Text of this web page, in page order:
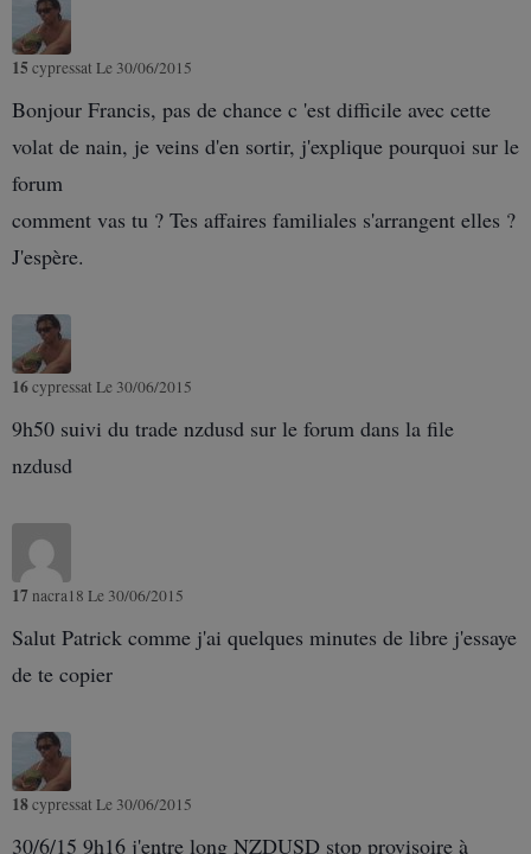
15 cypressat Le 30/06/2015
Bonjour Francis, pas de chance c 'est difficile avec cette
volat de nain, je veins d'en sortir, j'explique pourquoi sur le
forum
comment vas tu ? Tes affaires familiales s'arrangent elles ?
J'espère.
16cypressat Le 30/06/2015
9h50 suivi du trade nzdusd sur le forum dans la file
nzdusd
17nacra18 Le 30/06/2015
Salut Patrick comme j'ai quelques minutes de libre j'essaye
de te copier
18cypressat Le 30/06/2015
30/6/15 9h16 j'entre long NZDUSD stop provisoire à